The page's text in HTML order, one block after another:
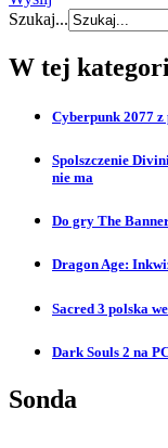
Szukaj...
W tej
Cyberpunk 2077 z
Spolszczenie
nie ma
Do gry The
Dragon Age:
Sacred 3 polska
Dark Souls 2 na
Sonda